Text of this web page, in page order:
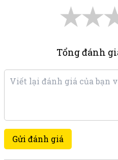
★
★
Tổng đánh
Gửi đánh giá